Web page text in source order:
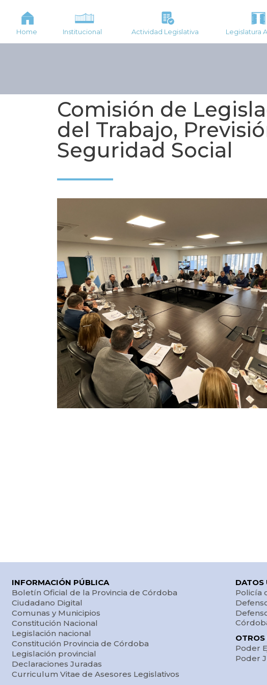
Home Institucional Actividad Legislativa Legislatura
Comisión de
del Trabajo,
Seguridad Social
INFORMACIÓN PÚBLICA
Boletín Oficial de la Provincia de Córdoba
Ciudadano Digital
Comunas y Municipios
Constitución Nacional
Legislación nacional
Constitución Provincia de Córdoba
Legislación provincial
Declaraciones Juradas
Curriculum Vitae de Asesores Legislativos
DATOS
Policía
OTROS
Poder
Poder